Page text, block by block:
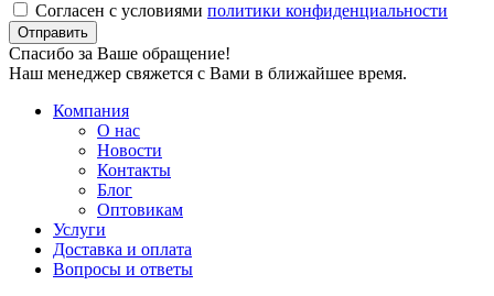
Согласен с условиями политики конфиденциальности
Отправить
Спасибо за Ваше обращение!
Наш менеджер свяжется с Вами в ближайшее время.
Компания
О нас
Новости
Контакты
Блог
Оптовикам
Услуги
Доставка и оплата
Вопросы и ответы